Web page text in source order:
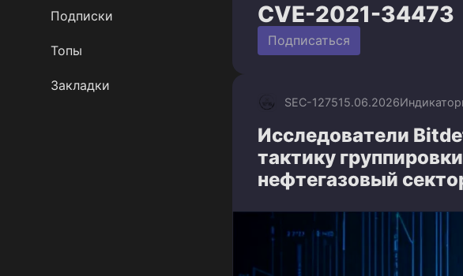
CVE-2021-34473
Подписаться
SEC-127515.06.2026
Исследователи
тактику
нефтегазовый
Подписки
Топы
Закладки